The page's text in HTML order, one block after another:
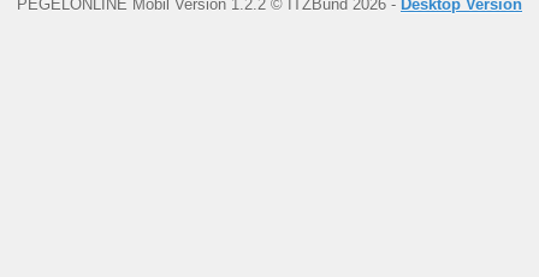
PEGELONLINE Mobil Version 1.2.2 © ITZBund 2026 - Desktop Version